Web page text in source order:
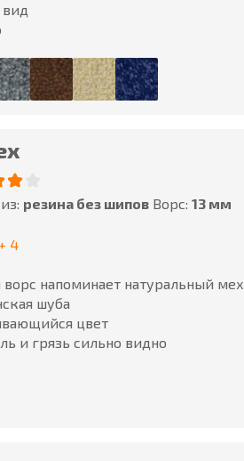
резина без шипов Ворс: 13 мм
4
напоминает натуральный мех
шуба
цвет
и грязь сильно видно